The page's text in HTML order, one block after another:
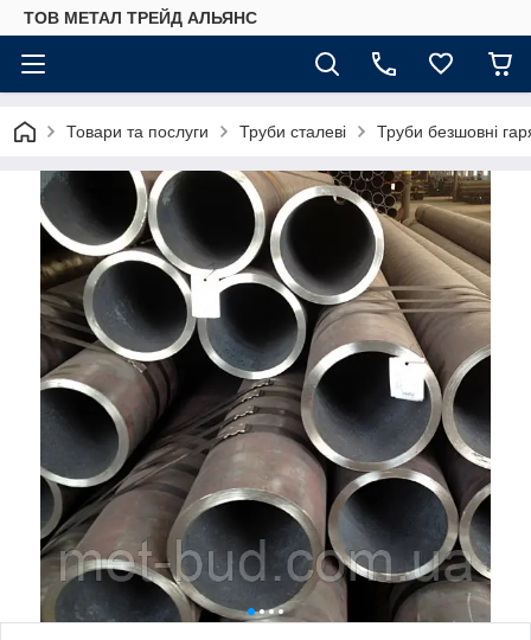
ТОВ МЕТАЛ ТРЕЙД АЛЬЯНС
Товари та послуги Труби сталеві Труби безшовні